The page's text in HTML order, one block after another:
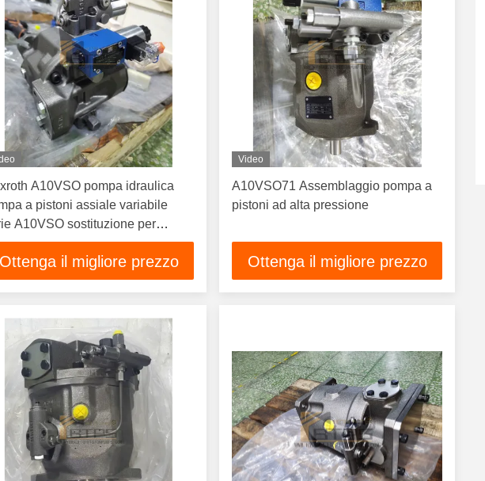
A10VSO pompa idraulica
a pistoni assiale variabile
A10VSO sostituzione per
alta efficienza e lunga
Ottenga il migliore prezzo
Video
A10VSO71 Assemblaggio pompa a
pistoni ad alta pressione
Ottenga il migliore prezzo